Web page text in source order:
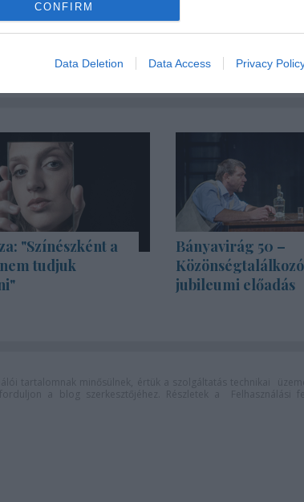
CONFIRM
Data Deletion Data Access Privacy
"Színészként a
tudjuk
Bányavirág 50 –
jubileumi előadás